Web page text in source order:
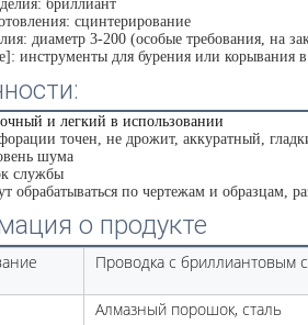
бриллиант
сцинтерирование
диаметр 3-200 (особые требования, на
инструменты для бурения или корывания в
и легкий в использовании
точен, не дрожит, аккуратный,
шума
службы
обрабатываться по чертежам и образцам,
о продукте
Проводка с бриллиантовым
Алмазный порошок, сталь